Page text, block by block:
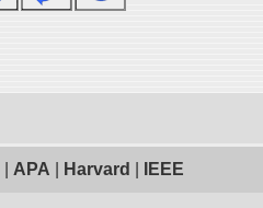
APA Harvard IEEE